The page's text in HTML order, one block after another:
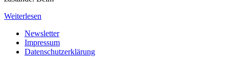
Weiterlesen
Newsletter
Impressum
Datenschutzerklärung